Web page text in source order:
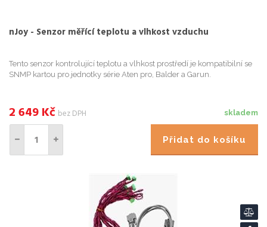
nJoy - Senzor měřící teplotu a vlhkost vzduchu
Tento senzor kontrolující teplotu a vlhkost prostředí je kompatibilní se
SNMP kartou pro jednotky série Aten pro, Balder a Garun.
skladem
2 649Kč bez DPH
Přidat do košíku